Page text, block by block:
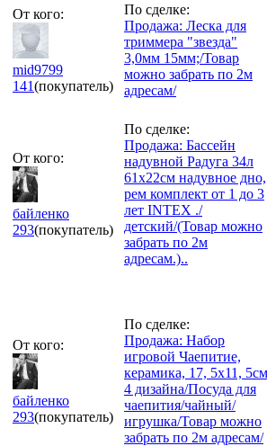
От кого:
mid9799
141(покупатель)
По сделке:
Продажа: Леска для
триммера "звезда"
3,0мм 15мм;/Товар
можно забрать по 2м
адресам/
От кого:
байленко
293(покупатель)
По сделке:
Продажа: Бассейн
надувной Радуга 34л
61x22см надувное дно,
рем комплект от 1 до 3
лет INTEX ./
детский/(Товар можно
забрать по 2м
адресам.)..
От кого:
байленко
293(покупатель)
По сделке:
Продажа: Набор
игровой Чаепитие,
керамика, 17, 5х11,
4 дизайна/Посуда для
чаепития/чайный/
игрушка/Товар можно
забрать по 2м адресам/